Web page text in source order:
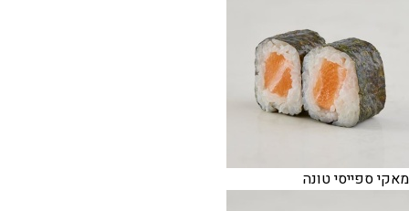
מאקי ספייסי טונה